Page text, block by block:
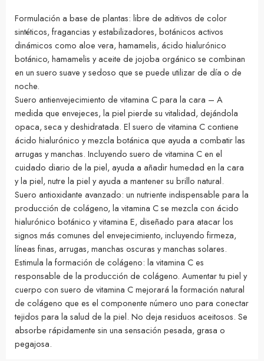
Formulación a base de plantas: libre de aditivos de color
sintéticos, fragancias y estabilizadores, botánicos activos
dinámicos como aloe vera, hamamelis, ácido hialurónico
botánico, hamamelis y aceite de jojoba orgánico se combinan
en un suero suave y sedoso que se puede utilizar de día o de
noche.
Suero antienvejecimiento de vitamina C para la cara – A
medida que envejeces, la piel pierde su vitalidad, dejándola
opaca, seca y deshidratada. El suero de vitamina C contiene
ácido hialurónico y mezcla botánica que ayuda a combatir las
arrugas y manchas. Incluyendo suero de vitamina C en el
cuidado diario de la piel, ayuda a añadir humedad en la cara
y la piel, nutre la piel y ayuda a mantener su brillo natural.
Suero antioxidante avanzado: un nutriente indispensable para la
producción de colágeno, la vitamina C se mezcla con ácido
hialurónico botánico y vitamina E, diseñado para atacar los
signos más comunes del envejecimiento, incluyendo firmeza,
líneas finas, arrugas, manchas oscuras y manchas solares.
Estimula la formación de colágeno: la vitamina C es
responsable de la producción de colágeno. Aumentar tu piel y
cuerpo con suero de vitamina C mejorará la formación natural
de colágeno que es el componente número uno para conectar
tejidos para la salud de la piel. No deja residuos aceitosos. Se
absorbe rápidamente sin una sensación pesada, grasa o
pegajosa.